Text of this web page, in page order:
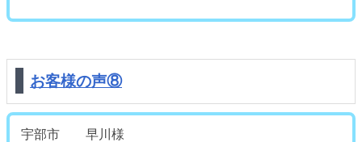
お客様の声⑧
宇部市 早川様